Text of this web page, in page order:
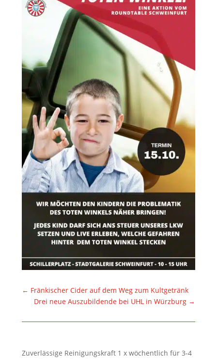
← Fränkischer Cider auf dem Weg zum Kultgetränk
Drei neue Auszubildende bei UHL in Würzburg →
Zuverlässige Reinigungskraft 1 x wöchentlich für 3-4